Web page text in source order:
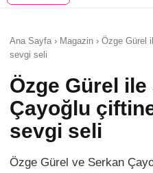
Ana Sayfa › Magazin › Özge
sevgi seli
Özge Gürel ile
Çayoğlu
sevgi seli
Özge Gürel ve Serkan